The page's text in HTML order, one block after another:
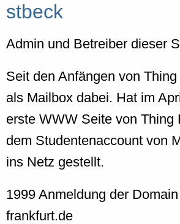
stbeck
Admin und Betreiber dieser
Seit den Anfängen von
als Mailbox dabei. Hat im
erste WWW Seite von Thing
dem Studentenaccount von
ins Netz gestellt.
1999 Anmeldung der
frankfurt.de